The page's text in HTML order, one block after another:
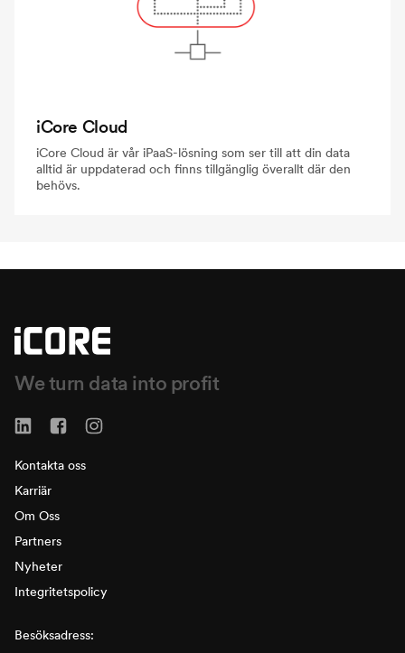
iCore Cloud
iCore Cloud är vår iPaaS-lösning som ser till att din data
alltid är uppdaterad och finns tillgänglig överallt där den
behövs.
We turn data into profit
Kontakta oss
Karriär
Om Oss
Partners
Nyheter
Integritetspolicy
Besöksadress: